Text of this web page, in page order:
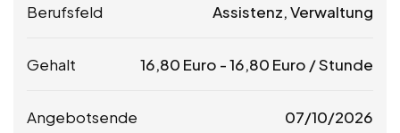
Berufsfeld Assistenz, Verwaltung
Gehalt 16,80 Euro -16,80 Euro / Stunde
Angebotsende 07/10/2026